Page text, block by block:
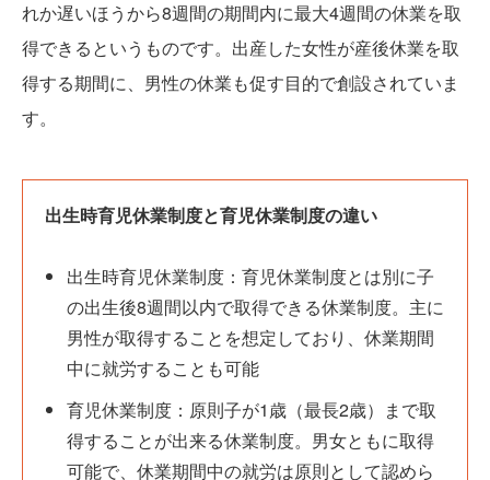
れか遅いほうから8週間の期間内に最大4週間の休業を取
得できるというものです。出産した女性が産後休業を取
得する期間に、男性の休業も促す目的で創設されていま
す。
出生時育児休業制度と育児休業制度の違い
出生時育児休業制度：育児休業制度とは別に子
の出生後8週間以内で取得できる休業制度。主に
男性が取得することを想定しており、休業期間
中に就労することも可能
育児休業制度：原則子が1歳（最長2歳）まで取
得することが出来る休業制度。男女ともに取得
可能で、休業期間中の就労は原則として認めら